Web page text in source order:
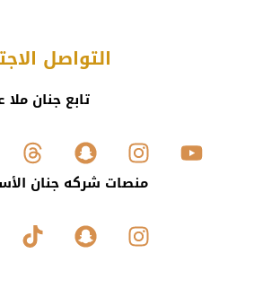
التواصل
تابع جنان
منصات شركه جنان